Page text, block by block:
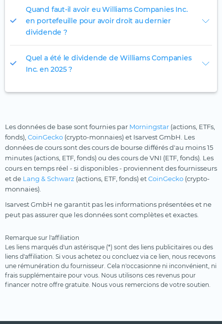
Quand faut-il avoir eu Williams Companies Inc.
en portefeuille pour avoir droit au dernier
dividende ?
Quel a été le dividende de Williams Companies
Inc. en 2025 ?
Les données de base sont fournies par Morningstar (actions, ETFs,
fonds), CoinGecko (crypto-monnaies) et Isarvest GmbH. Les
données de cours sont des cours de bourse différés d'au moins 15
minutes (actions, ETF, fonds) ou des cours de VNI (ETF, fonds). Les
cours en temps réel - si disponibles - proviennent des fournisseurs
et de Lang & Schwarz (actions, ETF, fonds) etCoinGecko (crypto-
monnaies).
Isarvest GmbH ne garantit pas les informations présentées et ne
peut pas assurer que les données sont complètes et exactes.
Remarque sur l'affiliation
Les liens marqués d'un astérisque (*) sont des liens publicitaires ou des
liens d'affiliation. Si vous achetez ou concluez via ce lien, nous recevons
une rémunération du fournisseur. Cela n'occasionne ni inconvénient, ni
frais supplémentaire pour vous. Nous utilisons ces revenus pour
financer notre offre gratuite. Nous vous remercions de votre soutien.